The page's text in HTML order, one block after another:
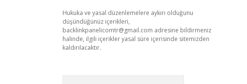
Hukuka ve yasal düzenlemelere aykırı olduğunu
düşündüğünüz içerikleri,
backlinkpanelicomtr@gmail.com adresine bildirmeniz
halinde, ilgili içerikler yasal süre içerisinde sitemizden
kaldırılacaktır.